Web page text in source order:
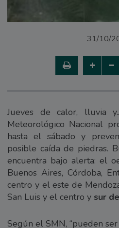
31/10/
Jueves de calor, lluvia
Meteorológico Nacional
hasta el sábado y
posible caída de piedras.
encuentra bajo alerta: el
Buenos Aires, Córdoba,
centro y el este de
San Luis y el centro y sur
Según el SMN, “pueden